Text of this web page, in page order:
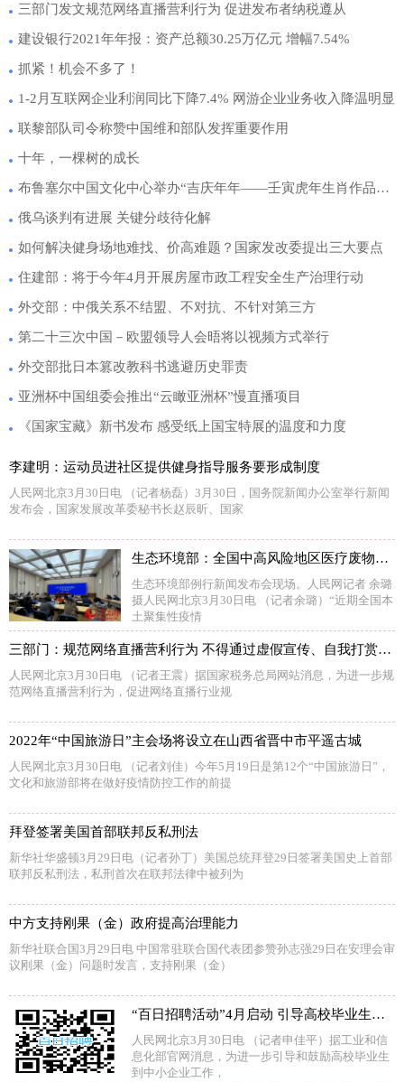
三部门发文规范网络直播营利行为 促进发布者纳税遵从
建设银行2021年年报：资产总额30.25万亿元 增幅7.54%
抓紧！机会不多了！
1-2月互联网企业利润同比下降7.4% 网游企业业务收入降温明显
联黎部队司令称赞中国维和部队发挥重要作用
十年，一棵树的成长
布鲁塞尔中国文化中心举办“吉庆年年——壬寅虎年生肖作品展”
俄乌谈判有进展 关键分歧待化解
如何解决健身场地难找、价高难题？国家发改委提出三大要点
住建部：将于今年4月开展房屋市政工程安全生产治理行动
外交部：中俄关系不结盟、不对抗、不针对第三方
第二十三次中国－欧盟领导人会晤将以视频方式举行
外交部批日本篡改教科书逃避历史罪责
亚洲杯中国组委会推出“云瞰亚洲杯”慢直播项目
《国家宝藏》新书发布 感受纸上国宝特展的温度和力度
李建明：运动员进社区提供健身指导服务要形成制度
人民网北京3月30日电 （记者杨磊）3月30日，国务院新闻办公室举行新闻
发布会，国家发展改革委秘书长赵辰昕、国家
生态环境部：全国中高风险地区医疗废物污水处置平稳有序
生态环境部例行新闻发布会现场。人民网记者 余璐
摄人民网北京3月30日电 （记者余璐）“近期全国本
土聚集性疫情
三部门：规范网络直播营利行为 不得通过虚假宣传、自我打赏等炒作热度
人民网北京3月30日电 （记者王震）据国家税务总局网站消息，为进一步规
范网络直播营利行为，促进网络直播行业规
2022年“中国旅游日”主会场将设立在山西省晋中市平遥古城
人民网北京3月30日电 （记者刘佳）今年5月19日是第12个“中国旅游日”，
文化和旅游部将在做好疫情防控工作的前提
拜登签署美国首部联邦反私刑法
新华社华盛顿3月29日电（记者孙丁）美国总统拜登29日签署美国史上首部
联邦反私刑法，私刑首次在联邦法律中被列为
中方支持刚果（金）政府提高治理能力
新华社联合国3月29日电 中国常驻联合国代表团参赞孙志强29日在安理会审
议刚果（金）问题时发言，支持刚果（金）
“百日招聘活动”4月启动 引导高校毕业生到中小企业工作
人民网北京3月30日电 （记者申佳平）据工业和信
息化部官网消息，为进一步引导和鼓励高校毕业生
到中小企业工作，